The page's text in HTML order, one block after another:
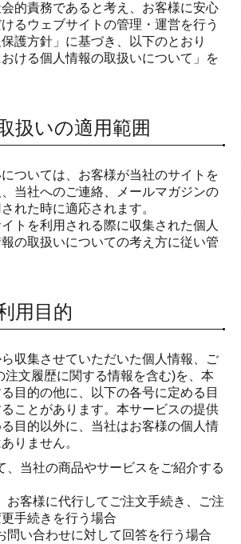
的責務であると考え、お客様に安心
るウェブサイトの管理・運営を行う
護方針」に基づき、以下のとおり
おける個人情報の取扱いについて」を
扱いの適用範囲
ついては、お客様が当社のサイトを
当社へのご連絡、メールマガジンの
れた時に適応されます。
トを利用される際に収集された個人
の取扱いについての考え方に従い管
用目的
収集させていただいた個人情報、ご
注文履歴に関する情報を含む)を、本
目的の他に、以下の各号に定める目
ことがあります。本サービスの提供
目的以外に、当社はお客様の個人情
りません。
、当社の商品やサービスをご紹介する
お客様に代行してご注文手続き、ご注
手続きを行う場合
問い合わせに対して回答を行う場合